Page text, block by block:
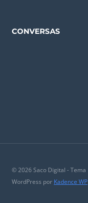
CONVERSAS
© 2026 Saco Digital - Tema
WordPress por Kadence WP